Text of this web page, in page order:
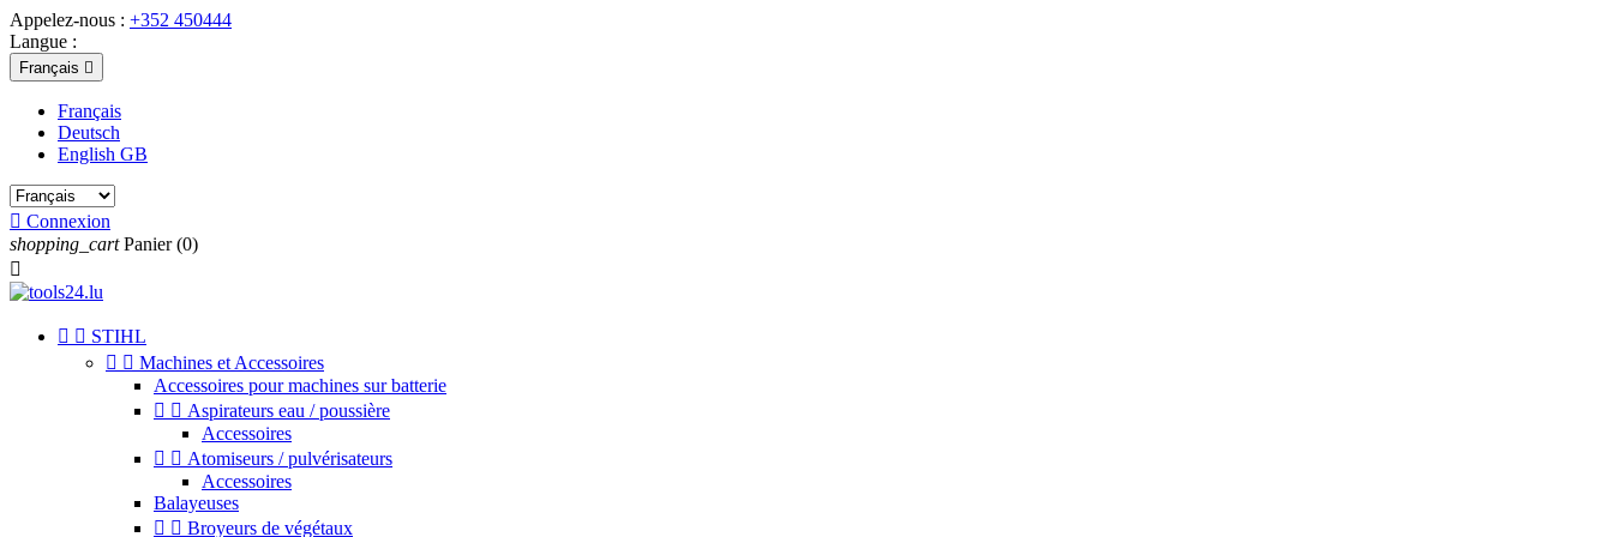
Appelez-nous : +352 450444
Langue :
Français 
Français
Deutsch
English GB
 Connexion
shopping_cart Panier (0)

  STIHL
  Machines et Accessoires
Accessoires pour machines sur batterie
  Aspirateurs eau / poussière
Accessoires
  Atomiseurs / pulvérisateurs
Accessoires
Balayeuses
  Broyeurs de végétaux